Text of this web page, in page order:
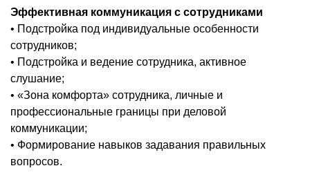
Эффективная коммуникация с сотрудниками
• Подстройка под индивидуальные особенности
сотрудников;
• Подстройка и ведение сотрудника, активное
слушание;
• «Зона комфорта» сотрудника, личные и
профессиональные границы при деловой
коммуникации;
• Формирование навыков задавания правильных
вопросов.